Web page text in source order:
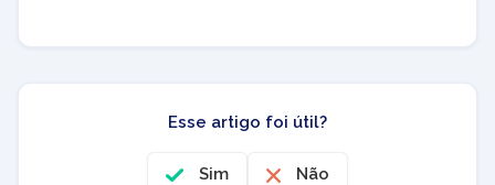
Esse artigo foi útil?
Sim Não